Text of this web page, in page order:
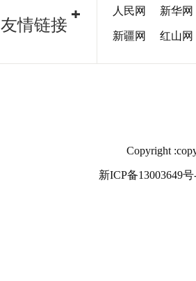
友情链接
人民网 新华网
新疆网 红山网
Copyright
新ICP备13003649号